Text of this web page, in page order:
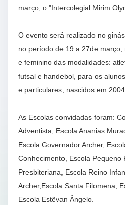
março, o "Intercolegial Mirim
O evento será realizado no
no período de 19 a 27de março,
e feminino das modalidades:
futsal e handebol, para os
e particulares, nascidos em
As Escolas convidadas foram:
Adventista, Escola Ananias
Escola Governador Archer,
Conhecimento, Escola Pequeno
Presbiteriana, Escola Reino
Archer,Escola Santa Filomena,
Escola Estêvan Ângelo.